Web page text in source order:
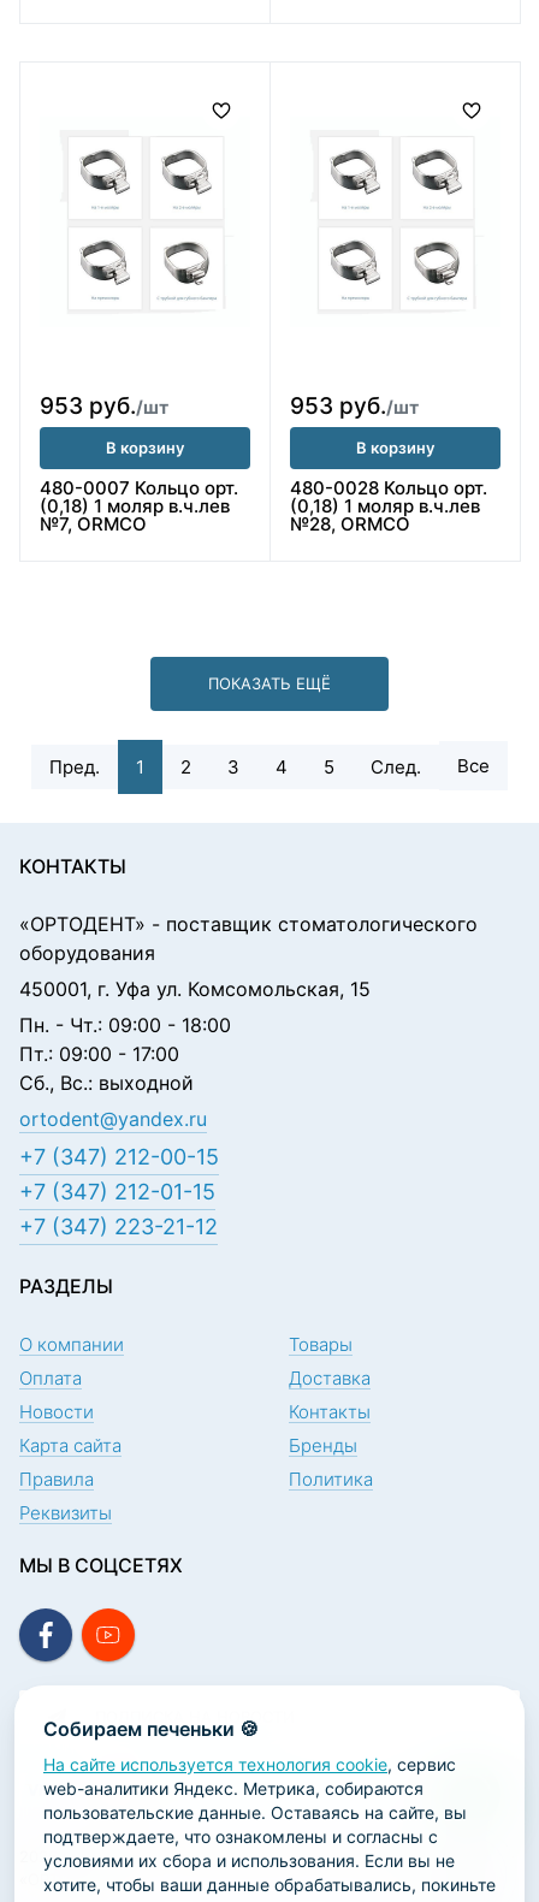
953 руб./шт
В корзину
480-0007 Кольцо орт.
(0,18) 1 моляр в.ч.лев
№7, ORMCO
953 руб./шт
В корзину
480-0028 Кольцо орт.
(0,18) 1 моляр в.ч.лев
№28, ORMCO
ПОКАЗАТЬ ЕЩЁ
Пред. 1 2 3 4 5 След. Все
Собираем печеньки 🍪
На сайте используется технология cookie, сервис
web-аналитики Яндекс. Метрика, собираются
пользовательские данные. Оставаясь на сайте, вы
подтверждаете, что ознакомлены и согласны с
условиями их сбора и использования. Если вы не
хотите, чтобы ваши данные обрабатывались, покиньте
КОНТАКТЫ
«ОРТОДЕНТ» - поставщик стоматологического
оборудования
450001, г. Уфа ул. Комсомольская, 15
Пн. - Чт.: 09:00 - 18:00
Пт.: 09:00 - 17:00
Сб., Вс.: выходной
ortodent@yandex.ru
+7 (347) 212-00-15
+7 (347) 212-01-15
+7 (347) 223-21-12
РАЗДЕЛЫ
О компании
Товары
Оплата
Доставка
Новости
Контакты
Карта сайта
Бренды
Правила
Политика
Реквизиты
МЫ В СОЦСЕТЯХ
ПОДПИСКА НА НОВОСТИ
2026 ООО «Научно-производственная лаборатория
«ОРТОДЕНТ»